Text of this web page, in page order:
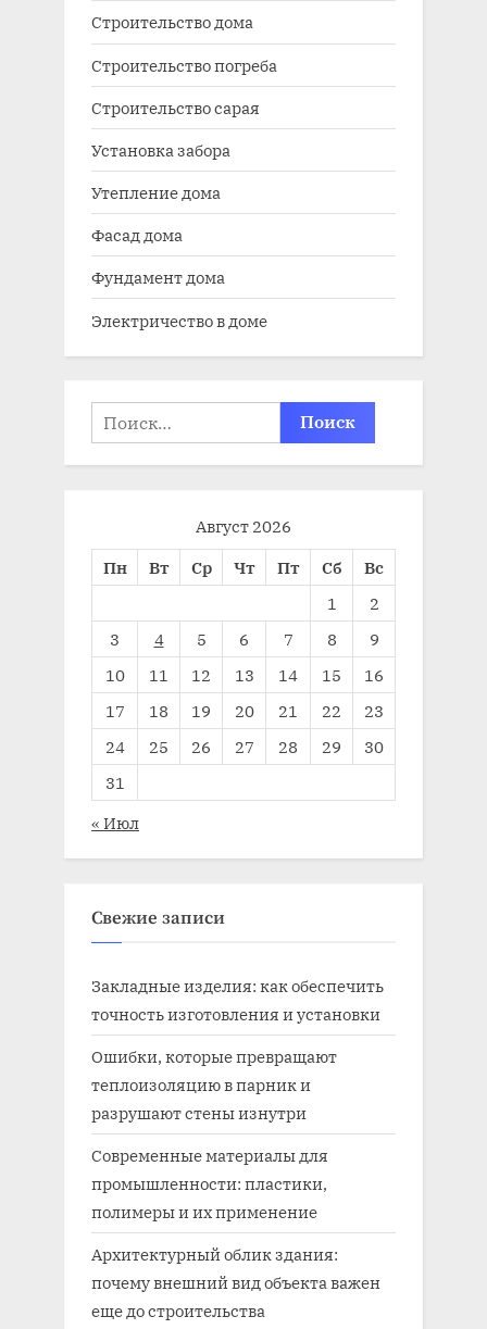
Строительство дома
Строительство погреба
Строительство сарая
Установка забора
Утепление дома
Фасад дома
Фундамент дома
Электричество в доме
Найти:
Август 2026
Пн
Вт Ср Чт Пт Сб
Вс
1
2
3
4 5 6 7 8
9
10
11 12 13 14 15
16
17
18 19 20 21 22
23
24
25 26 27 28 29
30
31
« Июл
Свежие записи
Закладные изделия: как обеспечить
точность изготовления и установки
Ошибки, которые превращают
теплоизоляцию в парник и
разрушают стены изнутри
Современные материалы для
промышленности: пластики,
полимеры и их применение
Архитектурный облик здания:
почему внешний вид объекта важен
еще до строительства